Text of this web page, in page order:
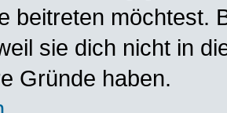
beitreten möchtest.
sie dich nicht in
Gründe haben.